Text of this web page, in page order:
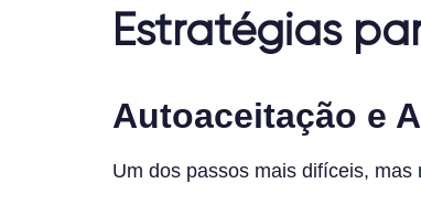
Estratégias
Autoaceitação e
Um dos passos mais difíceis,